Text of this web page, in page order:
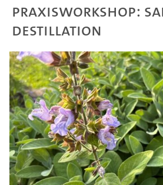
Praxisworkshop:
Destillation